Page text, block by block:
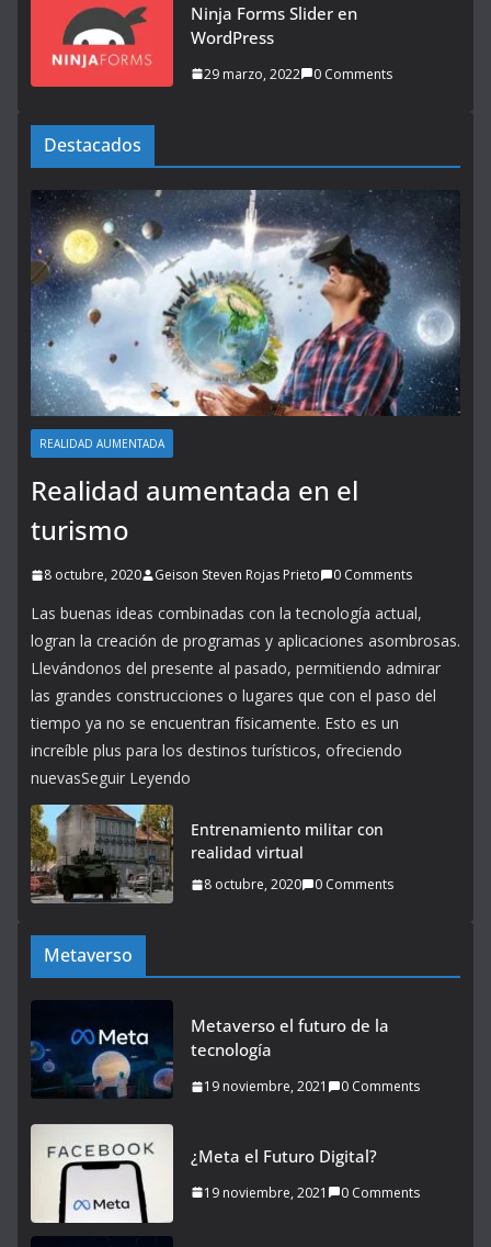
Ninja Forms Slider en
WordPress
29 marzo, 2022 0 Comments
Destacados
REALIDAD AUMENTADA
Realidad aumentada en el
turismo
8 octubre, 2020 Geison Steven Rojas Prieto 0 Comments
Las buenas ideas combinadas con la tecnología actual,
logran la creación de programas y aplicaciones asombrosas.
Llevándonos del presente al pasado, permitiendo admirar
las grandes construcciones o lugares que con el paso del
tiempo ya no se encuentran físicamente. Esto es un
increíble plus para los destinos turísticos, ofreciendo
nuevasSeguir Leyendo
Entrenamiento militar con
realidad virtual
8 octubre, 2020 0 Comments
Metaverso
Metaverso el futuro de la
tecnología
19 noviembre, 2021 0 Comments
¿Meta el Futuro Digital?
19 noviembre, 2021 0 Comments